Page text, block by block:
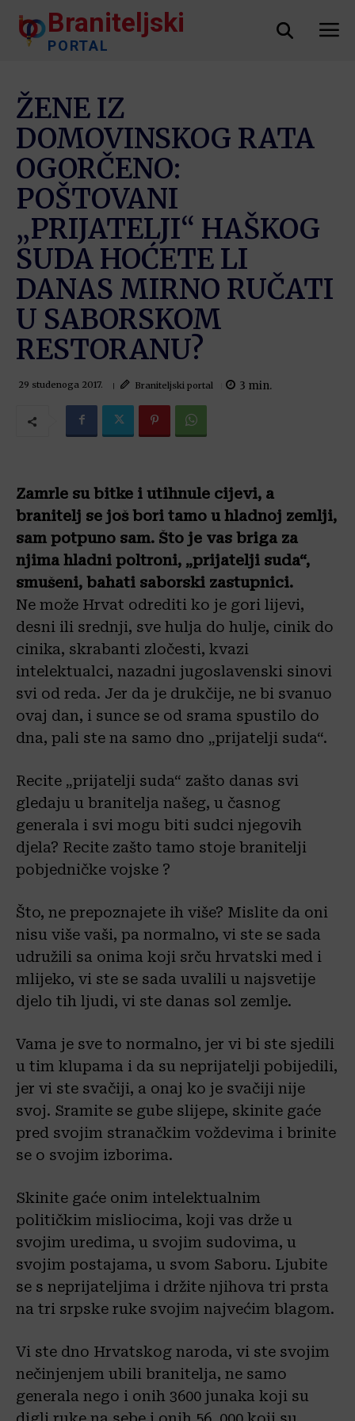
Braniteljski
PORTAL
ŽENE IZ
DOMOVINSKOG RATA
OGORČENO:
POŠTOVANI
„PRIJATELJI“ HAŠKOG
SUDA HOĆETE LI
DANAS MIRNO RUČATI
U SABORSKOM
RESTORANU?
29 studenoga 2017. Braniteljski portal 3 min.
Zamrle su bitke i utihnule cijevi, a
branitelj se još bori tamo u hladnoj zemlji,
sam potpuno sam. Što je vas briga za
njima hladni poltroni, „prijatelji suda“,
smušeni, bahati saborski zastupnici.
Ne može Hrvat odrediti ko je gori lijevi,
desni ili srednji, sve hulja do hulje, cinik do
cinika, skrabanti zločesti, kvazi
intelektualci, nazadni jugoslavenski sinovi
svi od reda. Jer da je drukčije, ne bi svanuo
ovaj dan, i sunce se od srama spustilo do
dna, pali ste na samo dno „prijatelji suda“.
​Recite „prijatelji suda“ zašto danas svi
gledaju u branitelja našeg, u časnog
generala i svi mogu biti sudci njegovih
djela? Recite zašto tamo stoje branitelji
pobjedničke vojske ?
Što, ne prepoznajete ih više? Mislite da oni
nisu više vaši, pa normalno, vi ste se sada
udružili sa onima koji srču hrvatski med i
mlijeko, vi ste se sada uvalili u najsvetije
djelo tih ljudi, vi ste danas sol zemlje.
Vama je sve to normalno, jer vi bi ste sjedili
u tim klupama i da su neprijatelji pobijedili,
jer vi ste svačiji, a onaj ko je svačiji nije
svoj. Sramite se gube slijepe, skinite gaće
pred svojim stranačkim voždevima i brinite
se o svojim izborima.
Skinite gaće onim intelektualnim
političkim misliocima, koji vas drže u
svojim uredima, u svojim sudovima, u
svojim postajama, u svom Saboru. Ljubite
se s neprijateljima i držite njihova tri prsta
na tri srpske ruke svojim najvećim blagom.
​Vi ste dno Hrvatskog naroda, vi ste svojim
nečinjenjem ubili branitelja, ne samo
generala nego i onih 3600 junaka koji su